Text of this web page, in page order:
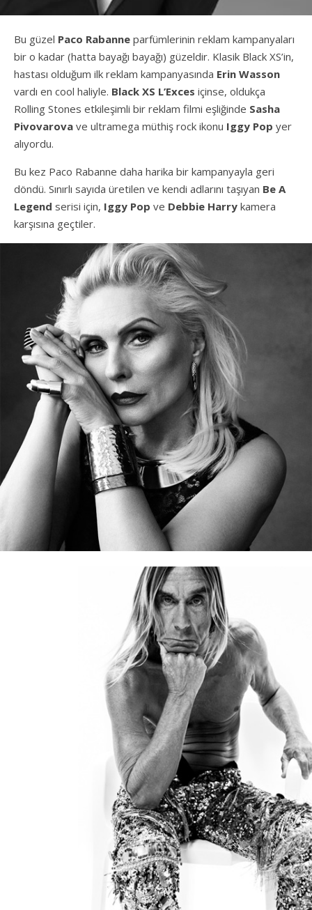
Bu güzel Paco Rabanne parfümlerinin reklam kampanyaları
bir o kadar (hatta bayağı bayağı) güzeldir. Klasik Black XS’in,
hastası olduğum ilk reklam kampanyasında Erin Wasson
vardı en cool haliyle. Black XS L’Exces içinse, oldukça
Rolling Stones etkileşimli bir reklam filmi eşliğinde Sasha
Pivovarova ve ultramega müthiş rock ikonu Iggy Pop yer
alıyordu.
Bu kez Paco Rabanne daha harika bir kampanyayla geri
döndü. Sınırlı sayıda üretilen ve kendi adlarını taşıyan Be A
Legend serisi için, Iggy Pop ve Debbie Harry kamera
karşısına geçtiler.